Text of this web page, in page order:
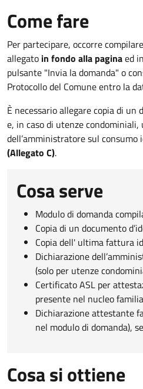
Come fare
Per partecipare, occorre
allegato in fondo alla paginaed
pulsante "Invia la domanda" o
Protocollo del Comune entro la
È necessario allegare copia di
e, in caso di utenze
dell’amministratore sul consumo
(Allegato C).
Cosa serve
Modulo di domanda
Copia di un documento
Copia dell' ultima fattura
Dichiarazione
(solo per utenze
Certificato ASL per
presente nel nucleo
Dichiarazione attestante
nel modulo di domanda),
Cosa si ottiene